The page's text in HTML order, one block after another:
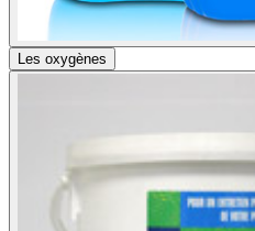
Les oxygènes